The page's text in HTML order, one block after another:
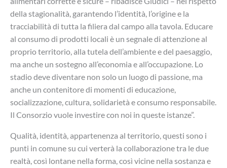
della stagionalità, garantendo l’identità, l’origine e la
tracciabilità di tutta la filiera dal campo alla tavola. Educare
al consumo di prodotti locali è un segnale di attenzione al
proprio territorio, alla tutela dell’ambiente e del paesaggio,
ma anche un sostegno all’economia e all’occupazione. Lo
stadio deve diventare non solo un luogo di passione, ma
anche un contenitore di momenti di educazione,
socializzazione, cultura, solidarietà e consumo responsabile.
Il Consorzio vuole investire con noi in queste istanze”.
Qualità, identità, appartenenza al territorio, questi sono i
punti in comune su cui verterà la collaborazione tra le due
realtà, così lontane nella forma, così vicine nella sostanza e